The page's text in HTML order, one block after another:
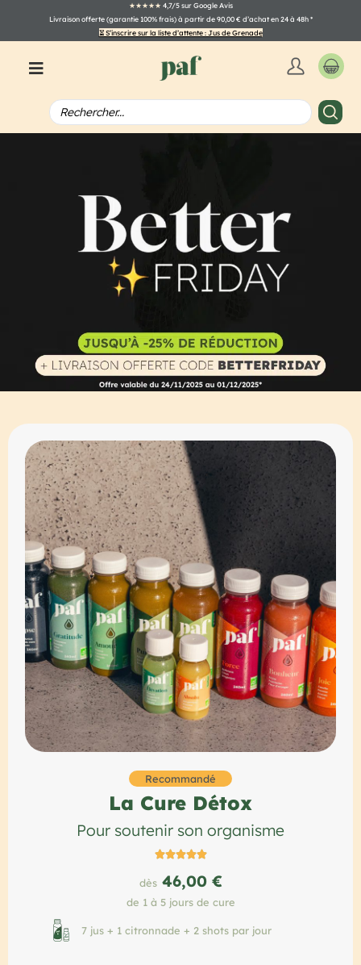
★★★★★ 4,7/5 sur Google Avis
Livraison offerte (garantie 100% frais) à partir de 90,00 € d’achat en 24 à 48h*
⏳ S’inscrire sur la liste d’attente : Jus de Grenade
Recommandé
La Cure Détox
Pour soutenir son organisme

dès46,00 €
de 1 à 5 jours de cure
7 jus + 1 citronnade + 2 shots par jour